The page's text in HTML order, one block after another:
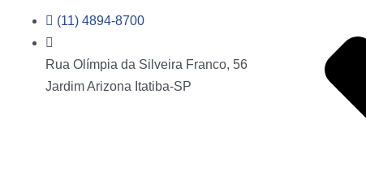
(11) 4894-8700
Rua Olímpia da Silveira Franco, 56
Jardim Arizona Itatiba-SP